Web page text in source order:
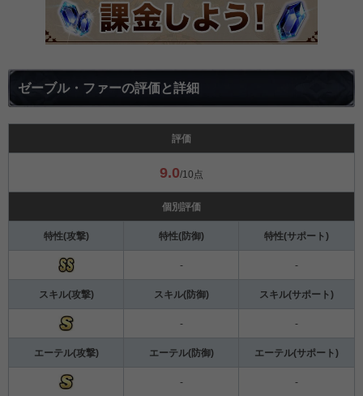
ゼーブル・ファーの評価と詳細
評価
9.0/10点
個別評価
特性(攻撃) 特性(防御) 特性(サポート)
- -
スキル(攻撃) スキル(防御) スキル(サポート)
- -
エーテル(攻撃) エーテル(防御) エーテル(サポート)
- -